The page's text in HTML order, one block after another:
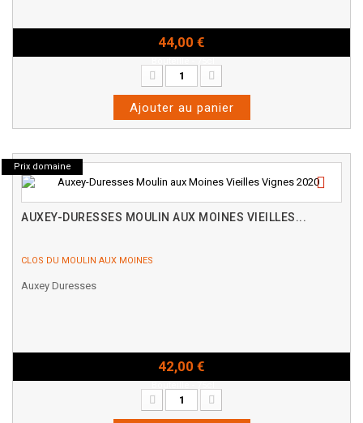
44,00 €
Ajouter au panier
Prix domaine
AUXEY-DURESSES MOULIN AUX MOINES VIEILLES...
CLOS DU MOULIN AUX MOINES
Auxey Duresses
42,00 €